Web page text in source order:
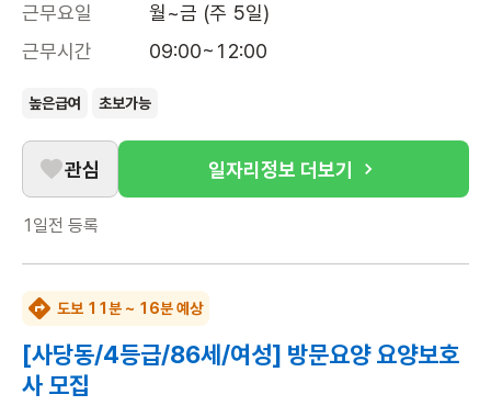
근무요일
월~금 (주 5일)
근무시간
09:00~12:00
높은급여 초보가능
관심 일자리정보 더보기
1일전 등록
도보 11분 ~ 16분 예상
[사당동/4등급/86세/여성] 방문요양 요양보호
사 모집